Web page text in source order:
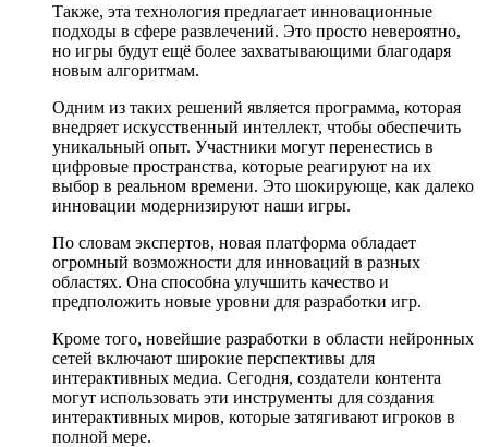
Также, эта технология предлагает инновационные
подходы в сфере развлечений. Это просто невероятно,
но игры будут ещё более захватывающими благодаря
новым алгоритмам.
Одним из таких решений является программа, которая
внедряет искусственный интеллект, чтобы обеспечить
уникальный опыт. Участники могут перенестись в
цифровые пространства, которые реагируют на их
выбор в реальном времени. Это шокирующе, как далеко
инновации модернизируют наши игры.
По словам экспертов, новая платформа обладает
огромный возможности для инноваций в разных
областях. Она способна улучшить качество и
предположить новые уровни для разработки игр.
Кроме того, новейшие разработки в области нейронных
сетей включают широкие перспективы для
интерактивных медиа. Сегодня, создатели контента
могут использовать эти инструменты для создания
интерактивных миров, которые затягивают игроков в
полной мере.